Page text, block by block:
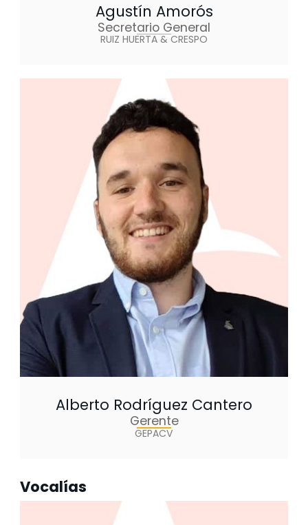
Agustín Amorós
Secretario General
RUIZ HUERTA & CRESPO
Alberto Rodríguez Cantero
Gerente
GEPACV
Vocalías